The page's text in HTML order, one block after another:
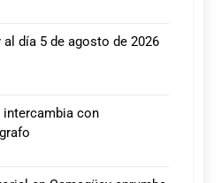
al día 5 de agosto de 2026
intercambia con